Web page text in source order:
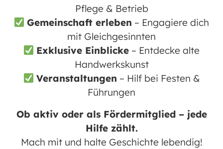
Pflege & Betrieb
Gemeinschaft erleben – Engagiere dich
mit Gleichgesinnten
Exklusive Einblicke – Entdecke alte
Handwerkskunst
Veranstaltungen – Hilf bei Festen &
Führungen
Ob aktiv oder als Fördermitglied – jede
Hilfe zählt.
Mach mit und halte Geschichte lebendig!